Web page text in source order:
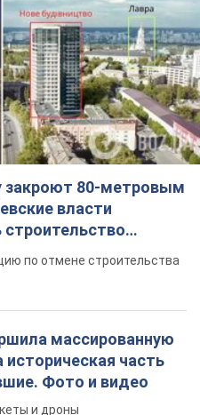
закроют 80-метровым
власти
строительство
верующего"
по отмене строительства
массированную
историческая часть
Фото и видео
и дроны
заявил, что
обстреляла порт в
было применено десятки